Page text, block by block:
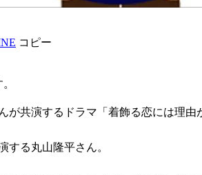
コピー
が共演するドラマ「着飾る恋には理由
する丸山隆平さん。